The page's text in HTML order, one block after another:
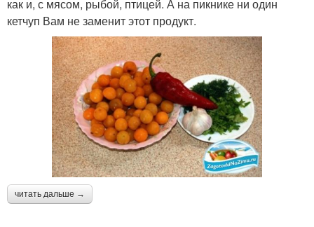
как и, с мясом, рыбой, птицей. А на пикнике ни один
кетчуп Вам не заменит этот продукт.
читать дальше →